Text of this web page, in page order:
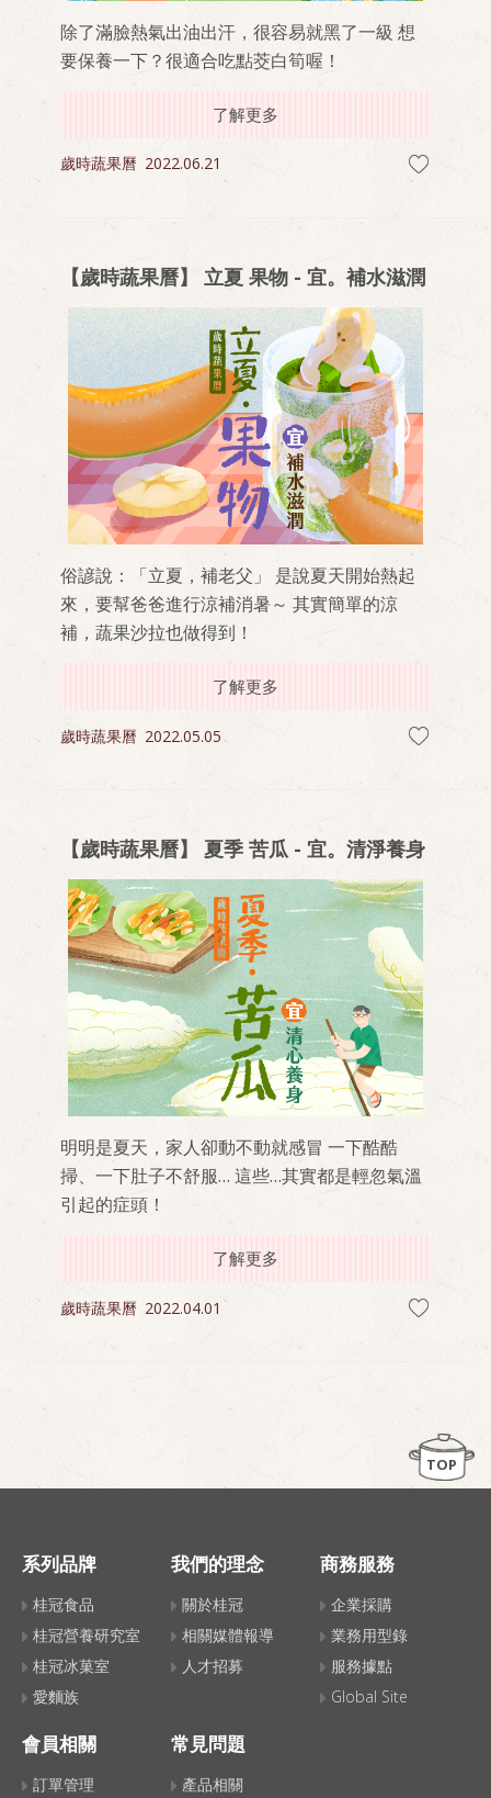
除了滿臉熱氣出油出汗，很容易就黑了一級 想
要保養一下？很適合吃點茭白筍喔！
了解更多
歲時蔬果曆 2022.06.21
【歲時蔬果曆】 立夏 果物 - 宜。補水滋潤
俗諺說：「立夏，補老父」 是說夏天開始熱起
來，要幫爸爸進行涼補消暑～ 其實簡單的涼
補，蔬果沙拉也做得到！
了解更多
歲時蔬果曆 2022.05.05
【歲時蔬果曆】 夏季 苦瓜 - 宜。清淨養身
明明是夏天，家人卻動不動就感冒 一下酷酷
掃、一下肚子不舒服… 這些…其實都是輕忽氣溫
引起的症頭！
了解更多
歲時蔬果曆 2022.04.01
TOP
系列品牌
桂冠食品
桂冠營養研究室
桂冠冰菓室
愛麵族
我們的理念
關於桂冠
相關媒體報導
人才招募
商務服務
企業採購
業務用型錄
服務據點
Global Site
會員相關
訂單管理
常見問題
產品相關